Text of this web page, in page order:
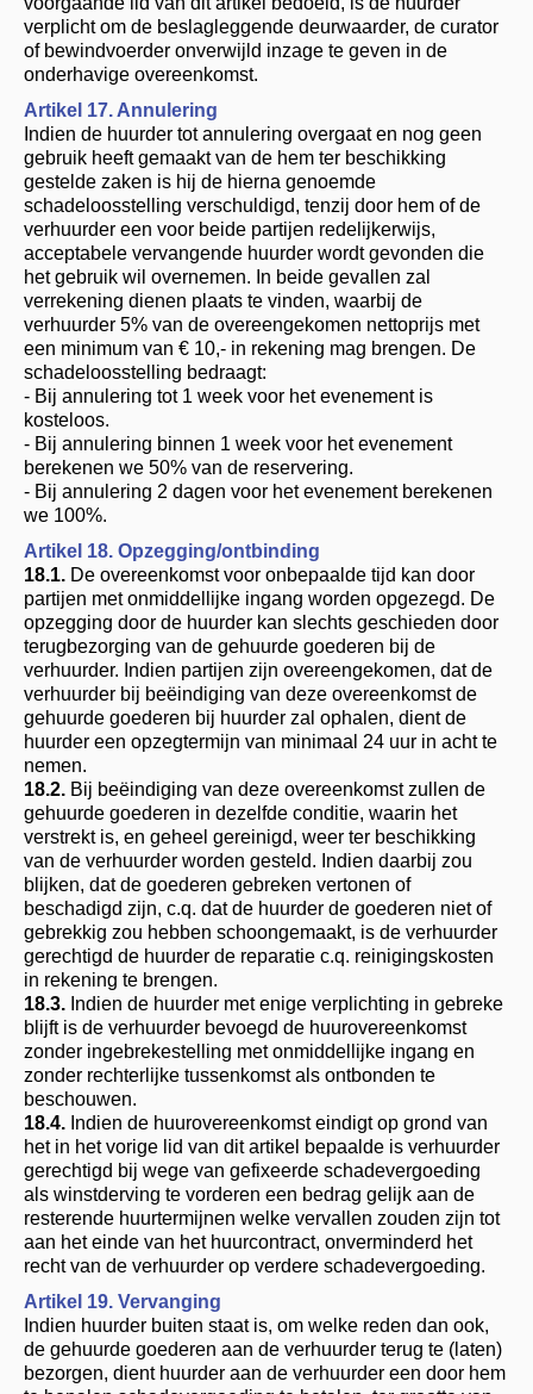
verplicht om de beslagleggende deurwaarder, de curator
of bewindvoerder onverwijld inzage te geven in de
onderhavige overeenkomst.
Artikel 17. Annulering
Indien de huurder tot annulering overgaat en nog geen
gebruik heeft gemaakt van de hem ter beschikking
gestelde zaken is hij de hierna genoemde
schadeloosstelling verschuldigd, tenzij door hem of de
verhuurder een voor beide partijen redelijkerwijs,
acceptabele vervangende huurder wordt gevonden die
het gebruik wil overnemen. In beide gevallen zal
verrekening dienen plaats te vinden, waarbij de
verhuurder 5% van de overeengekomen nettoprijs met
een minimum van € 10,- in rekening mag brengen. De
schadeloosstelling bedraagt:
- Bij annulering tot 1 week voor het evenement is
kosteloos.
- Bij annulering binnen 1 week voor het evenement
berekenen we 50% van de reservering.
- Bij annulering 2 dagen voor het evenement berekenen
we 100%.
Artikel 18. Opzegging/ontbinding
18.1. De overeenkomst voor onbepaalde tijd kan door
partijen met onmiddellijke ingang worden opgezegd. De
opzegging door de huurder kan slechts geschieden door
terugbezorging van de gehuurde goederen bij de
verhuurder. Indien partijen zijn overeengekomen, dat de
verhuurder bij beëindiging van deze overeenkomst de
gehuurde goederen bij huurder zal ophalen, dient de
huurder een opzegtermijn van minimaal 24 uur in acht te
nemen.
18.2. Bij beëindiging van deze overeenkomst zullen de
gehuurde goederen in dezelfde conditie, waarin het
verstrekt is, en geheel gereinigd, weer ter beschikking
van de verhuurder worden gesteld. Indien daarbij zou
blijken, dat de goederen gebreken vertonen of
beschadigd zijn, c.q. dat de huurder de goederen niet of
gebrekkig zou hebben schoongemaakt, is de verhuurder
gerechtigd de huurder de reparatie c.q. reinigingskosten
in rekening te brengen.
18.3. Indien de huurder met enige verplichting in gebreke
blijft is de verhuurder bevoegd de huurovereenkomst
zonder ingebrekestelling met onmiddellijke ingang en
zonder rechterlijke tussenkomst als ontbonden te
beschouwen.
18.4. Indien de huurovereenkomst eindigt op grond van
het in het vorige lid van dit artikel bepaalde is verhuurder
gerechtigd bij wege van gefixeerde schadevergoeding
als winstderving te vorderen een bedrag gelijk aan de
resterende huurtermijnen welke vervallen zouden zijn tot
aan het einde van het huurcontract, onverminderd het
recht van de verhuurder op verdere schadevergoeding.
Artikel 19. Vervanging
Indien huurder buiten staat is, om welke reden dan ook,
de gehuurde goederen aan de verhuurder terug te (laten)
bezorgen, dient huurder aan de verhuurder een door hem